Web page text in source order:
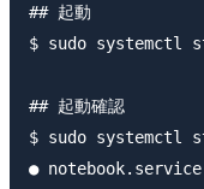
## 起動
$ sudo systemctl
## 起動確認
$ sudo systemctl
●